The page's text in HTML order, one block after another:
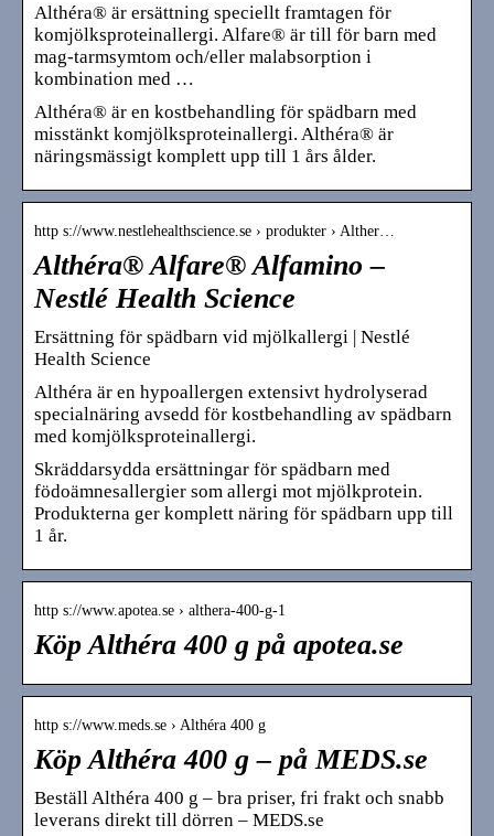
Althéra® är ersättning speciellt framtagen för
komjölksproteinallergi. Alfare® är till för barn med
mag-tarmsymtom och/eller malabsorption i
kombination med …
Althéra® är en kostbehandling för spädbarn med
misstänkt komjölksproteinallergi. Althéra® är
näringsmässigt komplett upp till 1 års ålder.
http s://www.nestlehealthscience.se › produkter › Alther…
Althéra® Alfare® Alfamino –
Nestlé Health Science
Ersättning för spädbarn vid mjölkallergi | Nestlé
Health Science
Althéra är en hypoallergen extensivt hydrolyserad
specialnäring avsedd för kostbehandling av spädbarn
med komjölksproteinallergi.
Skräddarsydda ersättningar för spädbarn med
födoämnesallergier som allergi mot mjölkprotein.
Produkterna ger komplett näring för spädbarn upp till
1 år.
http s://www.apotea.se › althera-400-g-1
Köp Althéra 400 g på apotea.se
http s://www.meds.se › Althéra 400 g
Köp Althéra 400 g – på MEDS.se
Beställ Althéra 400 g – bra priser, fri frakt och snabb
leverans direkt till dörren – MEDS.se